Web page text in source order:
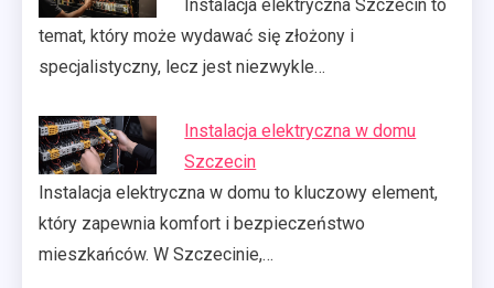
Instalacja elektryczna Szczecin to
temat, który może wydawać się złożony i
specjalistyczny, lecz jest niezwykle…
Instalacja elektryczna w domu
Szczecin
Instalacja elektryczna w domu to kluczowy element,
który zapewnia komfort i bezpieczeństwo
mieszkańców. W Szczecinie,…